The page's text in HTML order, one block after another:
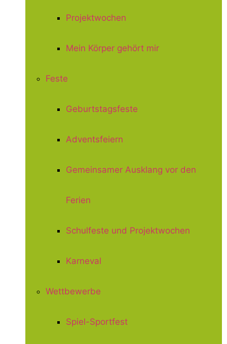
Projektwochen
Mein Körper gehört mir
Feste
Geburtstagsfeste
Adventsfeiern
Gemeinsamer Ausklang vor den
Ferien
Schulfeste und Projektwochen
Karneval
Wettbewerbe
Spiel-Sportfest